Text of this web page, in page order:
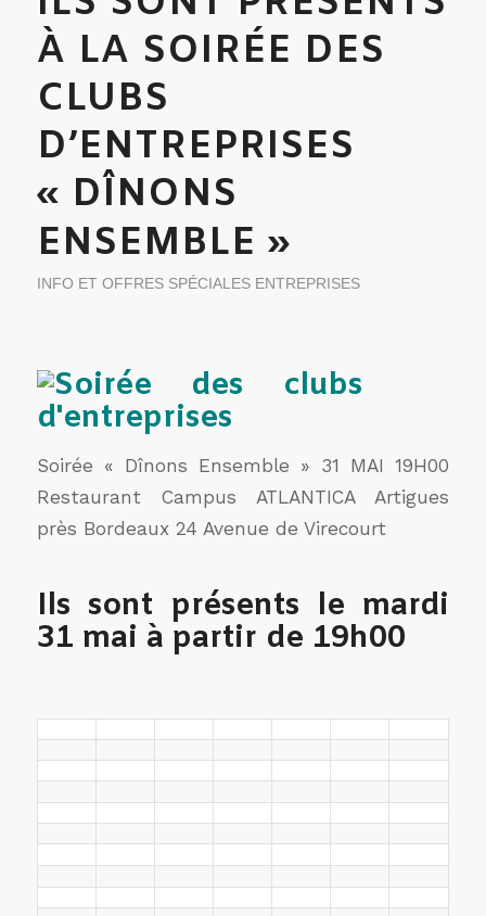
À LA SOIRÉE DES
CLUBS
D’ENTREPRISES
« DÎNONS
ENSEMBLE »
INFO ET OFFRES SPÉCIALES ENTREPRISES
Soirée « Dînons Ensemble » 31 MAI 19H00
Restaurant Campus ATLANTICA Artigues
près Bordeaux 24 Avenue de Virecourt
Ils sont présents le mardi
31 mai à partir de 19h00